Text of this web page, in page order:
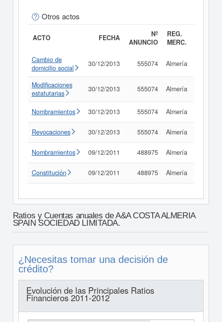
Otros actos
ACTO FECHA
Nº
ANUNCIO
REG.
MERC.
Cambio de
domicilio social
30/12/2013 555074 Almería
Modificaciones
estatutarias
30/12/2013 555074 Almería
Nombramientos 30/12/2013 555074 Almería
Revocaciones 30/12/2013 555074 Almería
Nombramientos 09/12/2011 488975 Almería
Constitución 09/12/2011 488975 Almería
Ratios y Cuentas anuales de A&A COSTA ALMERIA
SPAIN SOCIEDAD LIMITADA.
¿Necesitas tomar una decisión de
crédito?
Evolución de las Principales Ratios
Financieros 2011-2012